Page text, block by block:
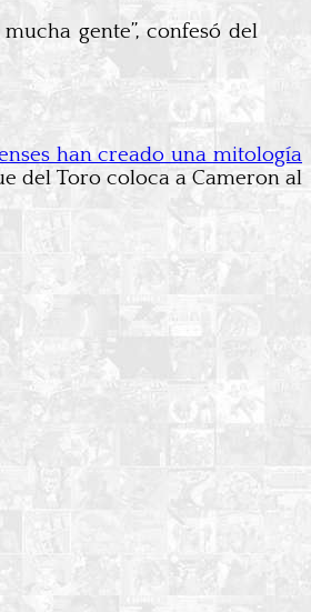
gente”, confesó del
han creado una mitología
del Toro coloca a Cameron al